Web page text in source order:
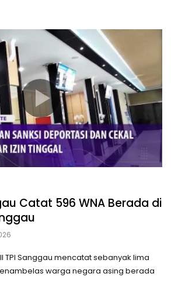
Catat 596 WNA Berada di
TPI Sanggau mencatat sebanyak lima
warga negara asing berada